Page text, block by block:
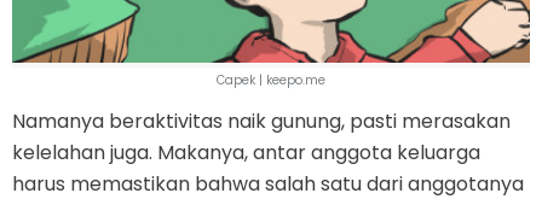
Capek | keepo.me
Namanya beraktivitas naik gunung, pasti merasakan
kelelahan juga. Makanya, antar anggota keluarga
harus memastikan bahwa salah satu dari anggotanya